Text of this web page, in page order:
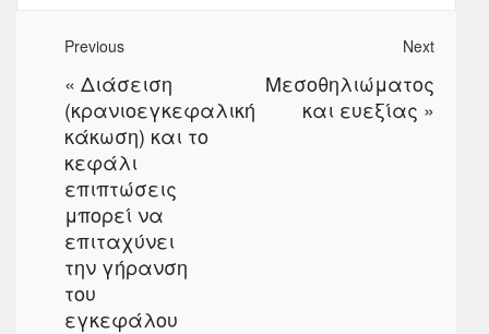
Next
Μεσοθηλιώματος
και ευεξίας »
Previous
« Διάσειση
(κρανιοεγκεφαλική
κάκωση) και το
κεφάλι
επιπτώσεις
μπορεί να
επιταχύνει
την γήρανση
του
εγκεφάλου